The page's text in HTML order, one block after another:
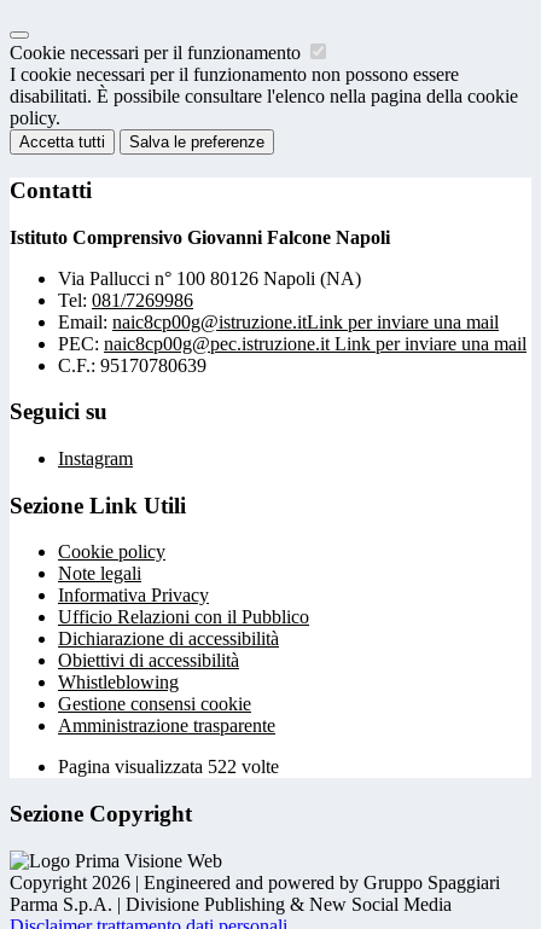
Cookie necessari per il funzionamento
I cookie necessari per il funzionamento non possono essere
disabilitati. È possibile consultare l'elenco nella pagina della cookie
policy.
Accetta tutti Salva le preferenze
Contatti
Istituto Comprensivo Giovanni Falcone Napoli
Via Pallucci n° 100 80126 Napoli (NA)
Tel: 081/7269986
Email: naic8cp00g@istruzione.itLink per inviare una mail
PEC: naic8cp00g@pec.istruzione.it Link per inviare una mail
C.F.: 95170780639
Seguici su
Instagram
Sezione Link Utili
Cookie policy
Note legali
Informativa Privacy
Ufficio Relazioni con il Pubblico
Dichiarazione di accessibilità
Obiettivi di accessibilità
Whistleblowing
Gestione consensi cookie
Amministrazione trasparente
Pagina visualizzata 522 volte
Sezione Copyright
Copyright 2026 | Engineered and powered by Gruppo Spaggiari
Parma S.p.A. | Divisione Publishing & New Social Media